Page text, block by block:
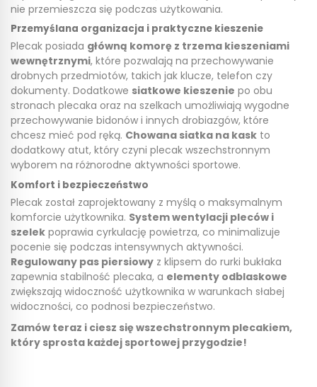
nie przemieszcza się podczas użytkowania.
Przemyślana organizacja i praktyczne kieszenie
Plecak posiada główną komorę z trzema kieszeniami
wewnętrznymi, które pozwalają na przechowywanie
drobnych przedmiotów, takich jak klucze, telefon czy
dokumenty. Dodatkowe siatkowe kieszenie po obu
stronach plecaka oraz na szelkach umożliwiają wygodne
przechowywanie bidonów i innych drobiazgów, które
chcesz mieć pod ręką. Chowana siatka na kask to
dodatkowy atut, który czyni plecak wszechstronnym
wyborem na różnorodne aktywności sportowe.
Komfort i bezpieczeństwo
Plecak został zaprojektowany z myślą o maksymalnym
komforcie użytkownika. System wentylacji pleców i
szelek poprawia cyrkulację powietrza, co minimalizuje
pocenie się podczas intensywnych aktywności.
Regulowany pas piersiowy z klipsem do rurki bukłaka
zapewnia stabilność plecaka, a elementy odblaskowe
zwiększają widoczność użytkownika w warunkach słabej
widoczności, co podnosi bezpieczeństwo.
Zamów teraz i ciesz się wszechstronnym plecakiem,
który sprosta każdej sportowej przygodzie!